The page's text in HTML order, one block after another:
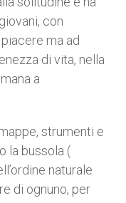
con
ma ad
di vita, nella
a
strumenti e
la bussola (
naturale
di ognuno, per